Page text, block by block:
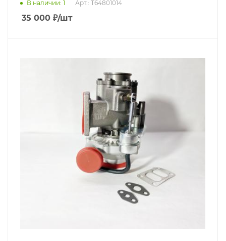
В наличии: 1 Арт.: T64801014
35 000 ₽/шт